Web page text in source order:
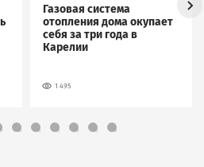
Газовая система
отопления дома окупает
себя за три года в
Карелии
1 495